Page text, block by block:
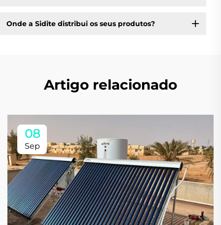
Onde a Sidite distribui os seus produtos?
Artigo relacionado
08
Sep